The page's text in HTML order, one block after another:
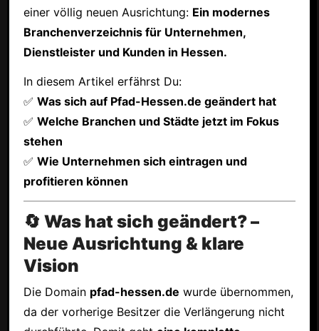
einer völlig neuen Ausrichtung: Ein modernes
Branchenverzeichnis für Unternehmen,
Dienstleister und Kunden in Hessen.
In diesem Artikel erfährst Du:
✅ Was sich auf Pfad-Hessen.de geändert hat
✅ Welche Branchen und Städte jetzt im Fokus
stehen
✅ Wie Unternehmen sich eintragen und
profitieren können
🔄 Was hat sich geändert? –
Neue Ausrichtung & klare
Vision
Die Domain pfad-hessen.de wurde übernommen,
da der vorherige Besitzer die Verlängerung nicht